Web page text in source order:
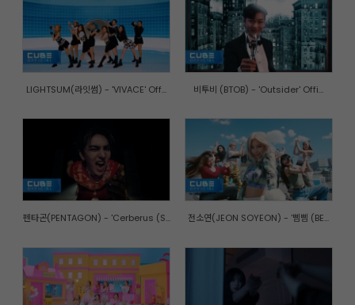
LIGHTSUM(라잇썸) - 'VIVACE' Off... 비투비 (BTOB) - 'Outsider' Offi...
펜타곤(PENTAGON) - 'Cerberus (S... 전소연(JEON SOYEON) - '삠삠 (BE...